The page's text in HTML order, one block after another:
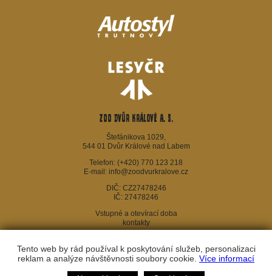
Tento web by rád používal k poskytování služeb, personalizaci
reklam a analýze návštěvnosti soubory cookie. Více informací
ZOO Dvůr Králové a. s.
Štefánikova 1029,
544 01 Dvůr Králové nad Labem
Telefon: (+420) 770 123 218
E-mail: info@zoodvurkralove.cz
DIČ: CZ27478246
IČ: 27478246
Vstupné a otevírací doba
kontakty
licensed underCC BY-NC-ND 4.0
© 2016 - Safari Park Dvůr Králové;Webdesign&Webhosting&publikační